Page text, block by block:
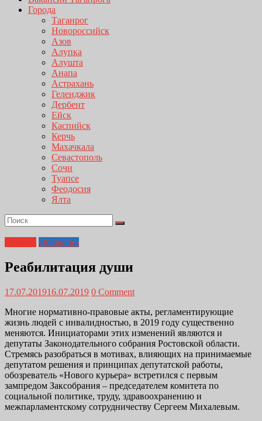
Города
Таганрог
Новороссийск
Азов
Алупка
Алушта
Анапа
Астрахань
Геленджик
Дербент
Ейск
Каспийск
Керчь
Махачкала
Севастополь
Сочи
Туапсе
Феодосия
Ялта
Общество
Реабилитация души
17.07.201916.07.2019 0 Comment
Многие нормативно-правовые акты, регламентирующие
жизнь людей с инвалидностью, в 2019 году существенно
меняются. Инициаторами этих изменений являются и
депутаты Законодательного собрания Ростовской области.
Стремясь разобраться в мотивах, влияющих на принимаемые
депутатом решения и принципах депутатской работы,
обозреватель «Нового курьера» встретился с первым
зампредом Заксобрания – председателем комитета по
социальной политике, труду, здравоохранению и
межпарламентскому сотрудничеству Сергеем Михалевым.